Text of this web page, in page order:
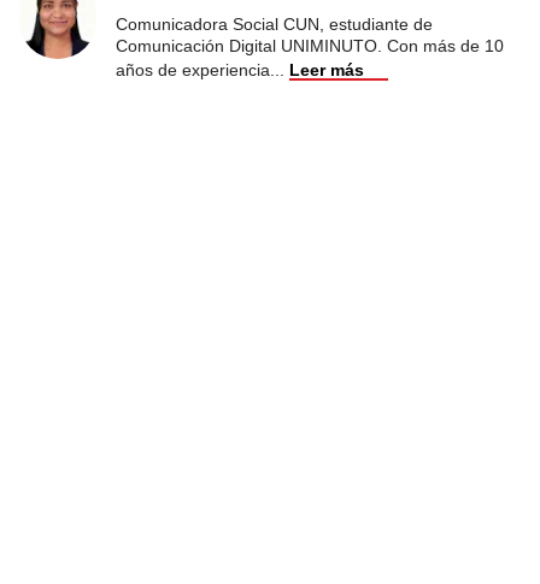
Comunicadora Social CUN, estudiante de
Comunicación Digital UNIMINUTO. Con más de 10
años de experiencia
Leer más